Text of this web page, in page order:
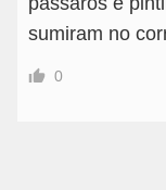
sumiram no
0